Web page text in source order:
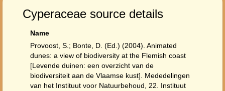
Cyperaceae source details
Name
Provoost, S.; Bonte, D. (Ed.) (2004). Animated
dunes: a view of biodiversity at the Flemish coast
[Levende duinen: een overzicht van de
biodiversiteit aan de Vlaamse kust]. Mededelingen
van het Instituut voor Natuurbehoud, 22. Instituut